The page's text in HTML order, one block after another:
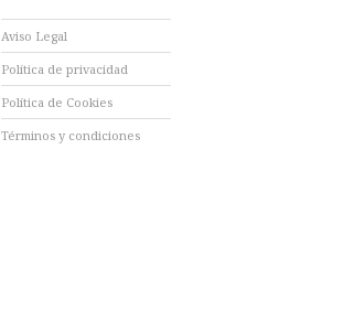
Aviso Legal
Política de privacidad
Política de Cookies
Términos y condiciones